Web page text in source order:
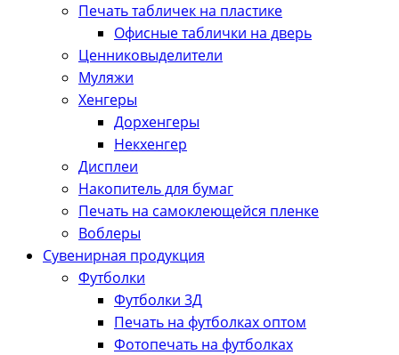
Печать табличек на пластике
Офисные таблички на дверь
Ценниковыделители
Муляжи
Хенгеры
Дорхенгеры
Некхенгер
Дисплеи
Накопитель для бумаг
Печать на самоклеющейся пленке
Воблеры
Сувенирная продукция
Футболки
Футболки 3Д
Печать на футболках оптом
Фотопечать на футболках